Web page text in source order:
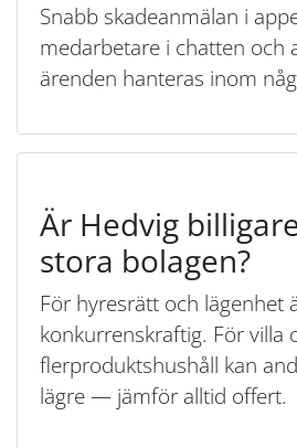
Snabb skadeanmälan i
medarbetare i chatten och
ärenden hanteras inom
Är Hedvig
stora bolagen?
För hyresrätt och lägenhet
konkurrenskraftig. För villa
flerproduktshushåll kan
lägre — jämför alltid offert.